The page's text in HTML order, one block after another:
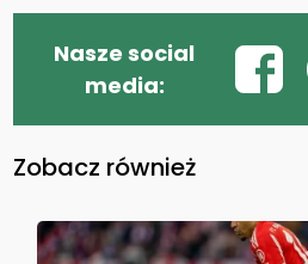
Nasze social
media:
Zobacz również